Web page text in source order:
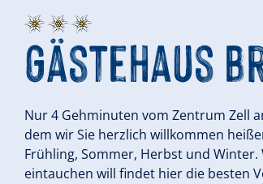
Gästehaus
Nur 4 Gehminuten vom Zentrum Zell
dem wir Sie herzlich willkommen
Frühling, Sommer, Herbst und
eintauchen will findet hier die besten